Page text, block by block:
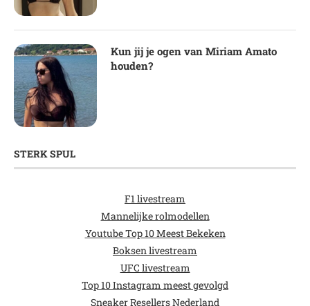
Kun jij je ogen van Miriam Amato
houden?
STERK SPUL
F1 livestream
Mannelijke rolmodellen
Youtube Top 10 Meest Bekeken
Boksen livestream
UFC livestream
Top 10 Instagram meest gevolgd
Sneaker Resellers Nederland